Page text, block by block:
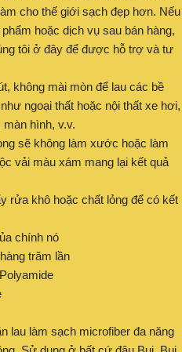
cho thế giới sạch đẹp hơn. Nếu
hoặc dịch vụ sau bán hàng,
tôi ở đây để được hỗ trợ và tư
không mài mòn để lau các bề
ngoại thất hoặc nội thất xe hơi,
hình, v.v.
sẽ không làm xước hoặc làm
vải màu xám mang lại kết quả
rửa khô hoặc chất lỏng để có kết
chính nó
trăm lần
lau làm sạch microfiber đa năng